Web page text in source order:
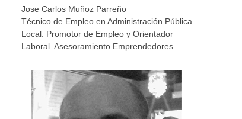
Jose Carlos Muñoz Parreño
Técnico de Empleo en Administración Pública
Local. Promotor de Empleo y Orientador
Laboral. Asesoramiento Emprendedores